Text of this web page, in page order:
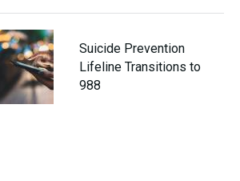
Suicide Prevention
Lifeline Transitions to
988